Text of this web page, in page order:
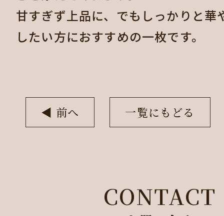
甘すぎず上品に、でもしっかりと華
したい方におすすめの一枚です。
◀︎ 前へ 一覧にもどる
CONTACT